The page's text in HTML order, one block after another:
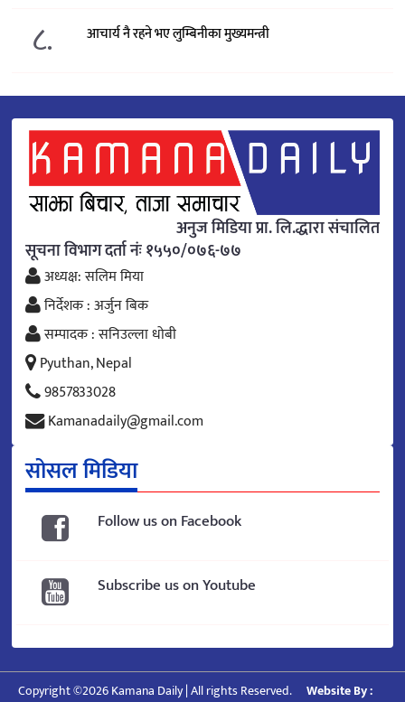
८. आचार्य नै रहने भए लुम्बिनीका मुख्यमन्त्री
अनुज मिडिया प्रा. लि.द्धारा संचालित
सूचना विभाग दर्ता नंः १५५०/०७६-७७
अध्यक्ष: सलिम मिया
निर्देशक : अर्जुन बिक
सम्पादक : सनिउल्ला धोबी
Pyuthan, Nepal
9857833028
Kamanadaily@gmail.com
सोसल मिडिया
Follow us on Facebook
Subscribe us on Youtube
Copyright ©2026 Kamana Daily | All rights Reserved. Website By :